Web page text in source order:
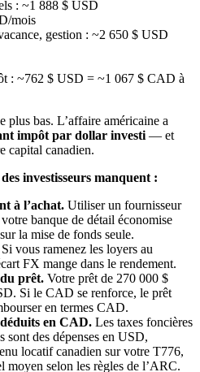
: ~1 888 $ USD
mois
gestion : ~2 650 $ USD
: ~762 $ USD = ~1 067 $ CAD à
plus bas. L’affaire américaine a
impôt par dollar investi — et
capital canadien.
investisseurs manquent :
à l’achat. Utiliser un fournisseur
banque de détail économise
la mise de fonds seule.
Si vous ramenez les loyers au
FX mange dans le rendement.
prêt. Votre prêt de 270 000 $
Si le CAD se renforce, le prêt
en termes CAD.
en CAD. Les taxes foncières
sont des dépenses en USD,
locatif canadien sur votre T776,
moyen selon les règles de l’ARC.